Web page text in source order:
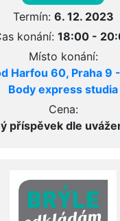
Termín: 6. 12. 2023
konání: 18:00 -
Místo konání:
Harfou 60, Praha 9
Body express studia
Cena:
příspěvek dle